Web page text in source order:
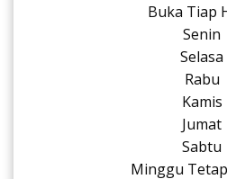
Buka Tiap
Senin
Selasa
Rabu
Kamis
Jumat
Sabtu
Minggu